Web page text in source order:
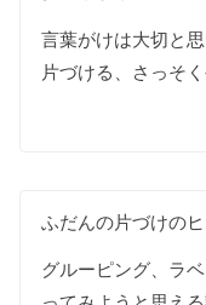
言葉がけは大切と
片づける、さっそ
ふだんの片づけの
グルーピング、ラ